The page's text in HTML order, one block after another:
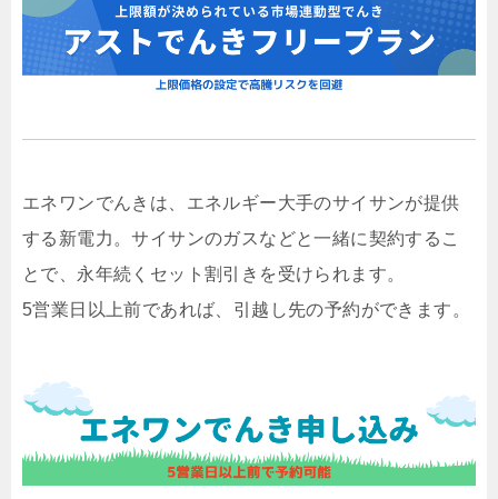
エネワンでんきは、エネルギー大手のサイサンが提供
する新電力。サイサンのガスなどと一緒に契約するこ
とで、永年続くセット割引きを受けられます。
5営業日以上前であれば、引越し先の予約ができます。